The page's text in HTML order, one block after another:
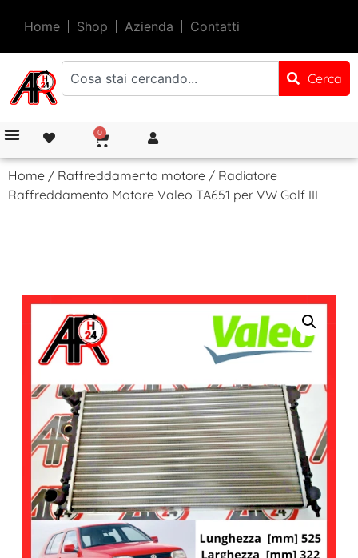
Home Shop Azienda Contatti
Cerca
0
Home / Raffreddamento motore / Radiatore
Raffreddamento Motore Valeo TA651 per VW Golf III